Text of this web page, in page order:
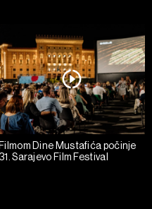
Dine Mustafića počinje
31. Sarajevo Film Festival